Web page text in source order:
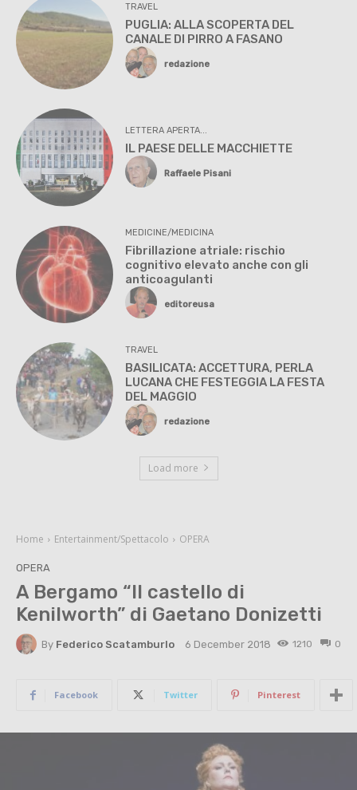
TRAVEL
PUGLIA: ALLA SCOPERTA DEL
CANALE DI PIRRO A FASANO
redazione
LETTERA APERTA...
IL PAESE DELLE MACCHIETTE
Raffaele Pisani
MEDICINE/MEDICINA
Fibrillazione atriale: rischio
cognitivo elevato anche con gli
anticoagulanti
editoreusa
TRAVEL
BASILICATA: ACCETTURA, PERLA
LUCANA CHE FESTEGGIA LA FESTA
DEL MAGGIO
redazione
Load more